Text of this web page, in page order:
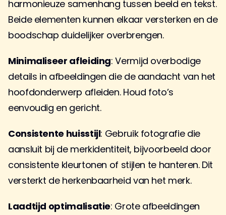
harmonieuze samenhang tussen beeld en tekst.
Beide elementen kunnen elkaar versterken en de
boodschap duidelijker overbrengen.
Minimaliseer afleiding: Vermijd overbodige
details in afbeeldingen die de aandacht van het
hoofdonderwerp afleiden. Houd foto’s
eenvoudig en gericht.
Consistente huisstijl: Gebruik fotografie die
aansluit bij de merkidentiteit, bijvoorbeeld door
consistente kleurtonen of stijlen te hanteren. Dit
versterkt de herkenbaarheid van het merk.
Laadtijd optimalisatie: Grote afbeeldingen